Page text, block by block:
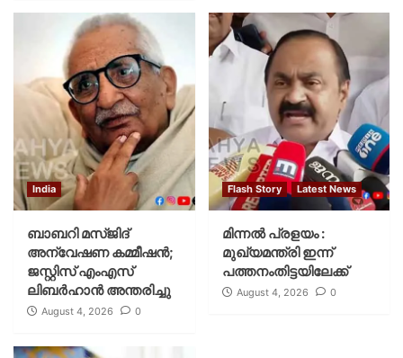
India
ബാബറി മസ്ജിദ്
അന്വേഷണ കമ്മീഷന്‍;
ജസ്റ്റിസ് എംഎസ്
ലിബര്‍ഹാന്‍ അന്തരിച്ചു
August 4, 2026 0
Flash Story Latest News
മിന്നല്‍ പ്രളയം :
മുഖ്യമന്ത്രി ഇന്ന്
പത്തനംതിട്ടയിലേക്ക്
August 4, 2026 0